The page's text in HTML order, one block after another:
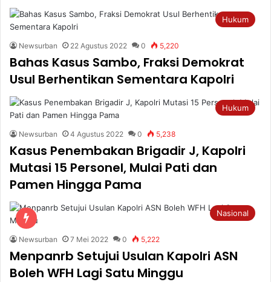
Hukum
Newsurban 22 Agustus 2022 0 5,220
Bahas Kasus Sambo, Fraksi Demokrat
Usul Berhentikan Sementara Kapolri
Hukum
Newsurban 4 Agustus 2022 0 5,238
Kasus Penembakan Brigadir J, Kapolri
Mutasi 15 Personel, Mulai Pati dan
Pamen Hingga Pama
Nasional
Newsurban 7 Mei 2022 0 5,222
Menpanrb Setujui Usulan Kapolri ASN
Boleh WFH Lagi Satu Minggu